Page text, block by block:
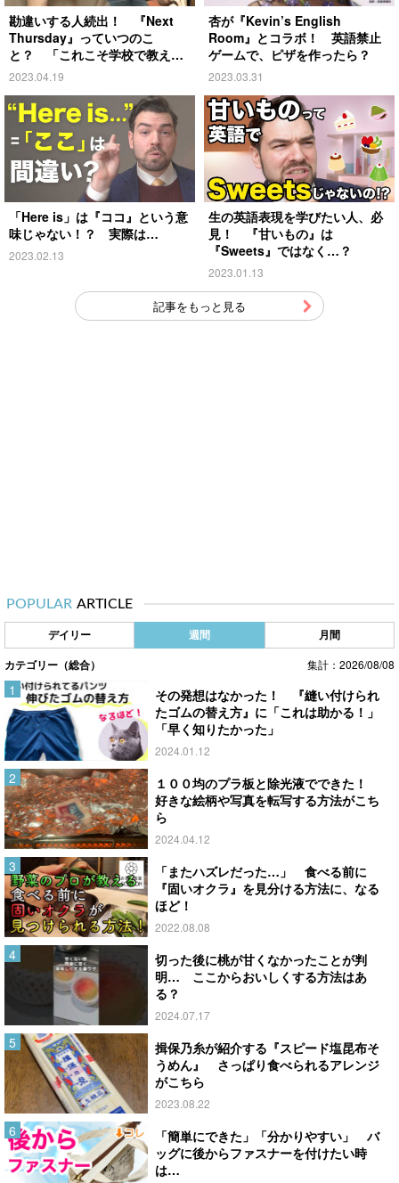
勘違いする人続出！ 『Next
Thursday』っていつのこ
と？ 「これこそ学校で教える
べき」の声
2023.04.19
杏が『Kevin’s English
Room』とコラボ！ 英語禁止
ゲームで、ピザを作ったら？
2023.03.31
「Here is」は『ココ』という意
味じゃない！？ 実際は…
2023.02.13
生の英語表現を学びたい人、必
見！ 『甘いもの』は
『Sweets』ではなく…？
2023.01.13
記事をもっと見る
POPULAR ARTICLE
デイリー 週間 月間
カテゴリー（総合） 集計：2026/08/08
その発想はなかった！ 『縫い付けられ
たゴムの替え方』に「これは助かる！」
「早く知りたかった」
2024.01.12
１００均のプラ板と除光液でできた！
好きな絵柄や写真を転写する方法がこち
ら
2024.04.12
「またハズレだった…」 食べる前に
『固いオクラ』を見分ける方法に、なる
ほど！
2022.08.08
切った後に桃が甘くなかったことが判
明… ここからおいしくする方法はあ
る？
2024.07.17
揖保乃糸が紹介する『スピード塩昆布そ
うめん』 さっぱり食べられるアレンジ
がこちら
2023.08.22
「簡単にできた」「分かりやすい」 バ
ッグに後からファスナーを付けたい時
は…